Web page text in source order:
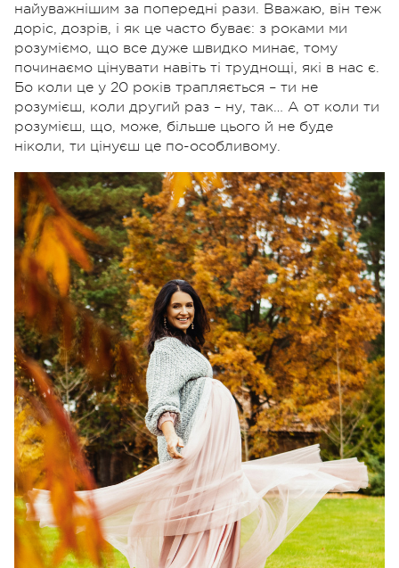
найуважнішим за попередні рази. Вважаю, він теж
доріс, дозрів, і як це часто буває: з роками ми
розуміємо, що все дуже швидко минає, тому
починаємо цінувати навіть ті труднощі, які в нас є.
Бо коли це у 20 років трапляється – ти не
розумієш, коли другий раз – ну, так… А от коли ти
розумієш, що, може, більше цього й не буде
ніколи, ти цінуєш це по-особливому.